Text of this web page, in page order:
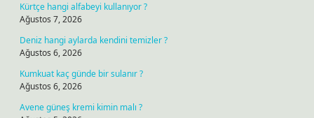
Kürtçe hangi alfabeyi kullanıyor ?
Ağustos 7, 2026
Deniz hangi aylarda kendini temizler ?
Ağustos 6, 2026
Kumkuat kaç günde bir sulanır ?
Ağustos 6, 2026
Avene güneş kremi kimin malı ?